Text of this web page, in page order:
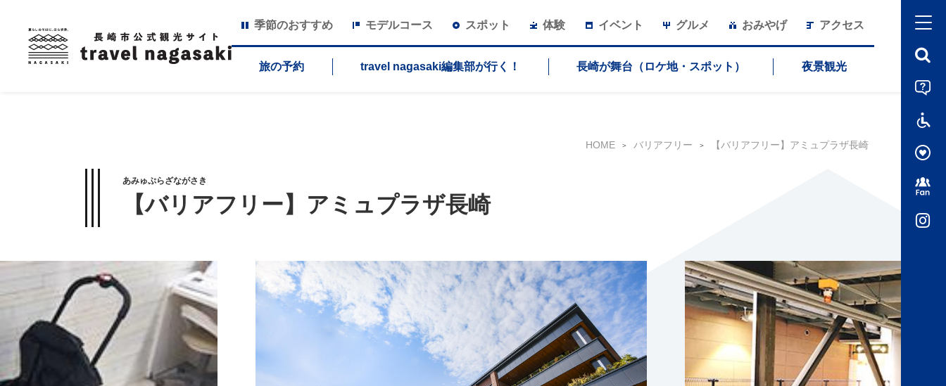
季節のおすすめ モデルコース スポット 体験 イベント グルメ おみやげ アクセス
旅の予約 travel nagasaki編集部が行く！ 長崎が舞台（ロケ地・スポット） 夜景観光
HOME バリアフリー 【バリアフリー】アミュプラザ長崎
あみゅぷらざながさき
【バリアフリー】アミュプラザ長崎